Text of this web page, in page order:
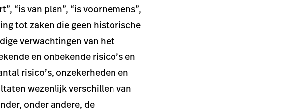
“is van plan”, “is voornemens”,
tot zaken die geen historische
verwachtingen van het
en onbekende risico’s en
risico’s, onzekerheden en
wezenlijk verschillen van
onder andere, de